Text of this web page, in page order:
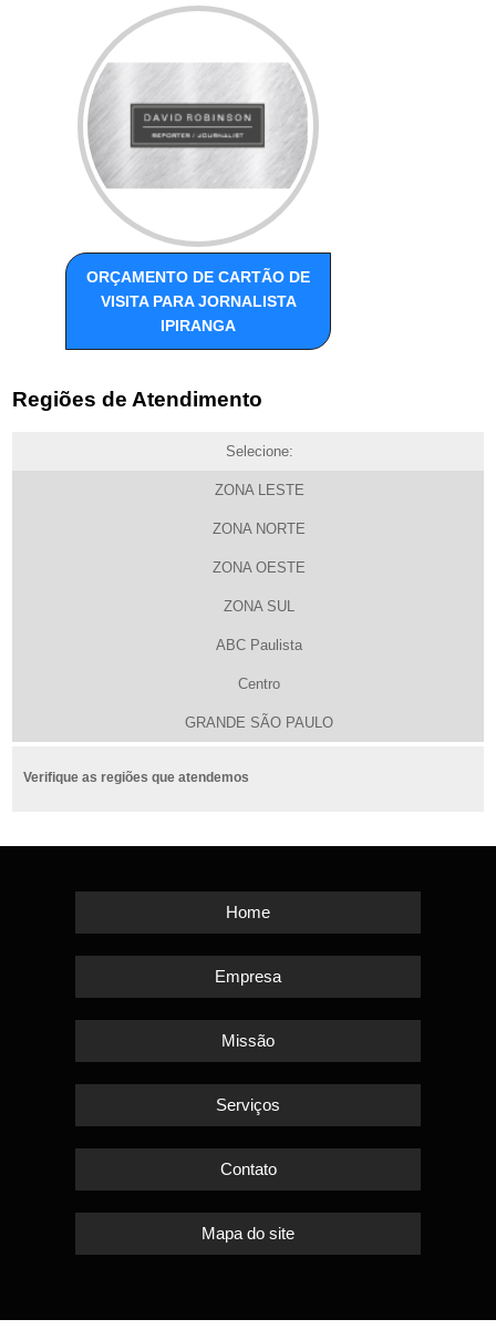
ORÇAMENTO DE CARTÃO DE
VISITA PARA JORNALISTA
IPIRANGA
Regiões de Atendimento
Selecione:
ZONA LESTE
ZONA NORTE
ZONA OESTE
ZONA SUL
ABC Paulista
Centro
GRANDE SÃO PAULO
Verifique as regiões que atendemos
Home
Empresa
Missão
Serviços
Contato
Mapa do site